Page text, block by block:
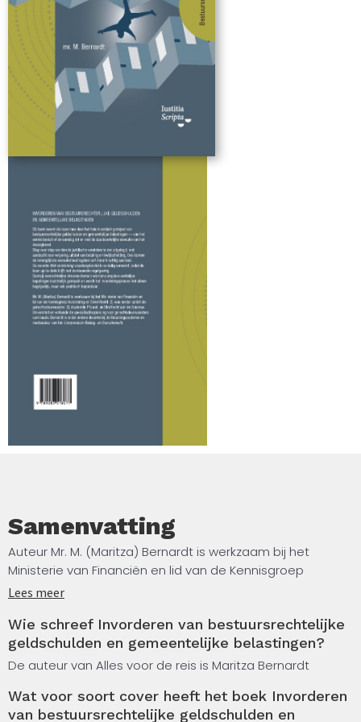
maar krachtig aan bod. De recente Wet versterking
waarborgfunctie is volledig verwerkt, zodat de lezer
up-to-date blijft met de nieuwste regelgeving.
Dankzij overzichtelijke stroomschema’s worden
complexe wettelijke bepalingen inzichtelijk gemaakt
en wordt het invorderingsproces niet alleen
begrijpelijk, maar ook praktisch toepasbaar.
Samenvatting
Auteur Mr. M. (Maritza) Bernardt is werkzaam bij het
Ministerie van Financiën en lid van de Kennisgroep
Invordering en Civiel Recht.
Zij was eerder actief als gerechtsdeurwaarder. Zij
studeerde Privaat- en Strafrecht aan de Erasmus
Universiteit en voltooide de specialisatieopleiding voor
andere docente bij de Belastingacademie en
medeauteur van het Compendium Beslag- en
Lees meer
Wie schreef Invorderen van bestuursrechtelijke
geldschulden en gemeentelijke belastingen?
De auteur van Alles voor de reis is Maritza Bernardt
Wat voor soort cover heeft het boek Invorderen
van bestuursrechtelijke geldschulden en